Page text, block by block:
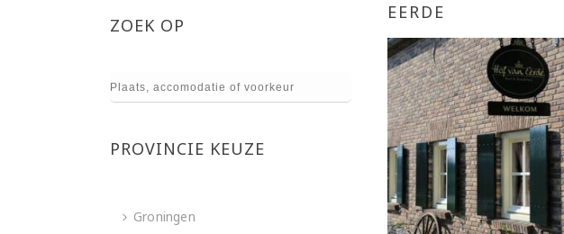
EERDE
ZOEK OP
PROVINCIE KEUZE
Groningen